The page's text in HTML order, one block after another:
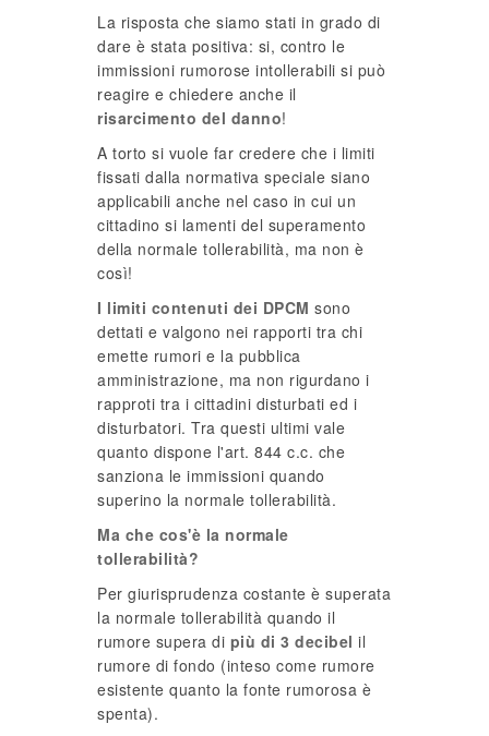
La risposta che siamo stati in grado di
dare è stata positiva: si, contro le
immissioni rumorose intollerabili si può
reagire e chiedere anche il
risarcimento del danno!
A torto si vuole far credere che i limiti
fissati dalla normativa speciale siano
applicabili anche nel caso in cui un
cittadino si lamenti del superamento
della normale tollerabilità, ma non è
così!
I limiti contenuti dei DPCM sono
dettati e valgono nei rapporti tra chi
emette rumori e la pubblica
amministrazione, ma non rigurdano i
rapproti tra i cittadini disturbati ed i
disturbatori. Tra questi ultimi vale
quanto dispone l'art. 844 c.c. che
sanziona le immissioni quando
superino la normale tollerabilità.
Ma che cos'è la normale
tollerabilità?
Per giurisprudenza costante è superata
la normale tollerabilità quando il
rumore supera di più di 3 decibel il
rumore di fondo (inteso come rumore
esistente quanto la fonte rumorosa è
spenta).